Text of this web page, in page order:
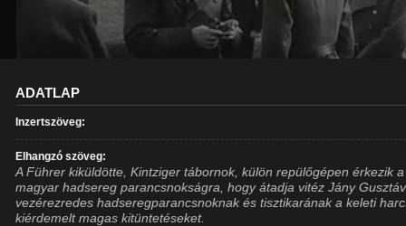
ADATLAP
Inzertszöveg:
Elhangzó szöveg:
A Führer kiküldötte, Kintziger tábornok, külön repülőgépen érkezik a
magyar hadsereg parancsnokságra, hogy átadja vitéz Jány Gusztáv
vezérezredes hadseregparancsnoknak és tisztikarának a keleti
kiérdemelt magas kitüntetéseket.